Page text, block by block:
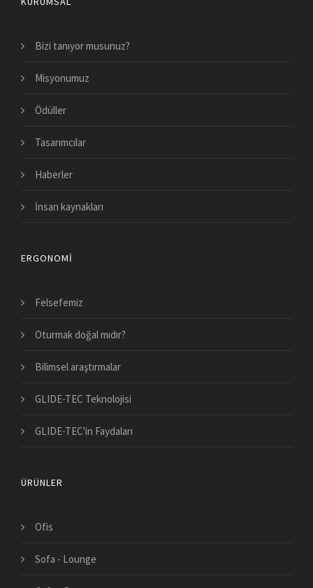
Bizi tanıyor musunuz?
Misyonumuz
Ödüller
Tasarımcılar
Haberler
İnsan kaynakları
ERGONOMI
Felsefemiz
Oturmak doğal mıdır?
Bilimsel araştırmalar
GLIDE-TEC Teknolojisi
GLIDE-TEC'in Faydaları
ÜRÜNLER
Ofis
Sofa - Lounge